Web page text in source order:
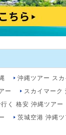
沖縄ツアー スカ
ー
スカイマーク
く 格安 沖縄ツアー
茨城空港 沖縄ツ